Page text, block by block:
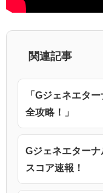
関連記事
「Gジェネエタ
全攻略！」
Gジェネエター
スコア速報！